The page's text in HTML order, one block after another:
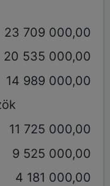
23 709 000,00
20 535 000,00
14 989 000,00
11 725 000,00
9 525 000,00
4 181 000,00